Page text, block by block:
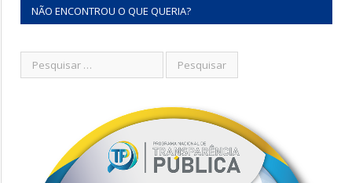
NÃO ENCONTROU O QUE QUERIA?